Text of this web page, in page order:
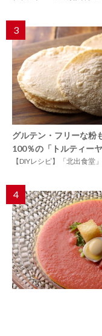
3
グルテン・フリーな粉
100％の「トルティーヤ
【DIYレシピ】「北出食堂
4